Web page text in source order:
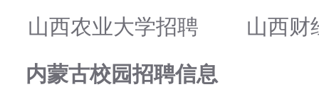
山西农业大学招聘 山西财
内蒙古校园招聘信息